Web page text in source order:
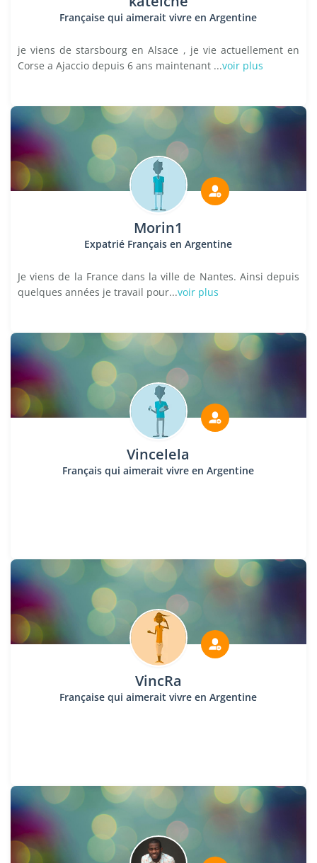
Française qui aimerait vivre en Argentine
je viens de starsbourg en Alsace , je vie actuellement en
Corse a Ajaccio depuis 6 ans maintenant ...voir plus
Morin1
Expatrié Français en Argentine
Je viens de la France dans la ville de Nantes. Ainsi depuis
quelques années je travail pour...voir plus
Vincelela
Français qui aimerait vivre en Argentine
VincRa
Française qui aimerait vivre en Argentine